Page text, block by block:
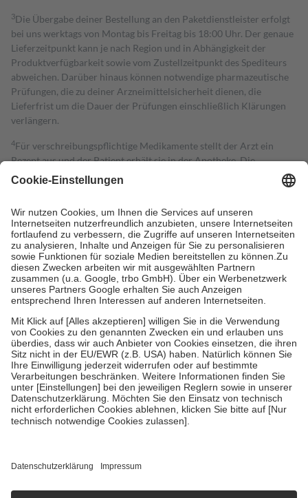
3Die Übergabe deiner Bestellung an den Paketdienstleister erfolgt
bei uns werktags von Montag bis Freitag bis 18:00 Uhr. Der genaue
Lieferzeitpunkt kann je nach Region und in Abhängigkeit der
Produktverfügbarkeit sowie vom Zustellzeitpunkt des Spediteurs
abweichen. Darüber hinaus können notwendige pharmazeutische
Prüfungen, die zu deiner Arzneimittelsicherheit dienen, die
Lieferfrist um die Dauer der Prüfungen einschließlich Klärungen
verlängern.
4Für verschreibungspflichtige Medikamente stellt der Arzt ein
Rezept aus und der Patient erhält sie in der Apotheke. Die
gesetzliche Krankenversicherung übernimmt in der Regel die
Kosten dafür, der Versicherte trägt einen Teil davon als Zuzahlung
Grundsätzlich leisten Mitglieder Zuzahlungen in Höhe von zehn
Prozent des Abgabepreises,mindestens jedochfünf Euround
höchstens zehn Euro.Es sind jedoch nie mehr als die tatsächlichen
Kosten der Leistung zu entrichten.
Diese Regeln gelten grundsätzlich auch für Online-Apotheken.
Bei Heilmitteln und häuslicher Krankenpflege beträgt die
Zuzahlung zehn Prozent der Kosten sowie zehn Euro je
Verordnung.
Um das Engagement der Versicherten für ihre eigene Gesundheit zu
stärken und die besondere Stellung der Familie zu unterstützen,
fallenkeine Zuzahlungenan bei:
• Kindern und Jugendlichen bis zum vollendeten 18. Lebensjahr
mit Ausnahme der Fahrkosten
• Untersuchungen zur Vorsorge und Früherkennung, die von der
GKV getragen werden
Einholung von Bewertungen. Trusted Shops hat Maßnahmen